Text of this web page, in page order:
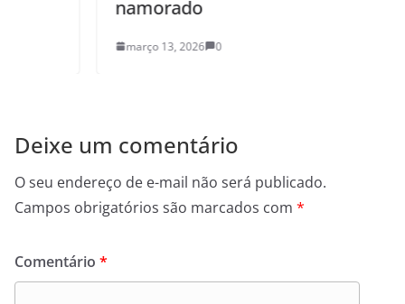
namorado
março 13, 2026 0
Deixe um comentário
O seu endereço de e-mail não será publicado.
Campos obrigatórios são marcados com *
Comentário *